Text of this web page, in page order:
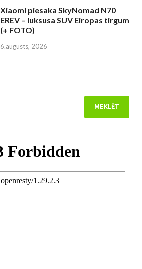
Xiaomi piesaka SkyNomad N70
EREV – luksusa SUV Eiropas tirgum
(+ FOTO)
6.augusts, 2026